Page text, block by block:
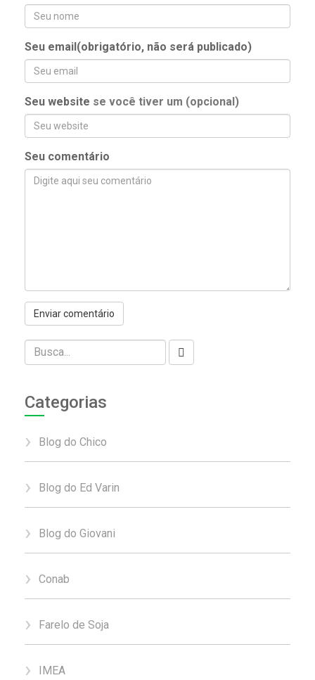
Seu email(obrigatório, não será publicado)
Seu website se você tiver um (opcional)
Seu comentário
Categorias
Blog do Chico
Blog do Ed Varin
Blog do Giovani
Conab
Farelo de Soja
IMEA